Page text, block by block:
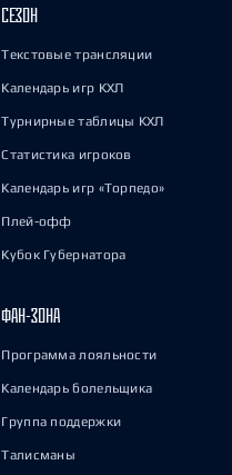
СЕЗОН
Текстовые трансляции
Календарь игр КХЛ
Турнирные таблицы КХЛ
Статистика игроков
Календарь игр «Торпедо»
Плей-офф
Кубок Губернатора
ФАН-ЗОНА
Программа лояльности
Календарь болельщика
Группа поддержки
Талисманы